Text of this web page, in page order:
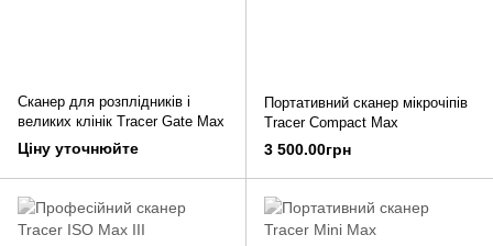
Сканер для розплідників і
великих клінік Tracer Gate Max
Ціну уточнюйте
Портативний сканер мікрочіпів
Tracer Compact Max
3 500.00грн